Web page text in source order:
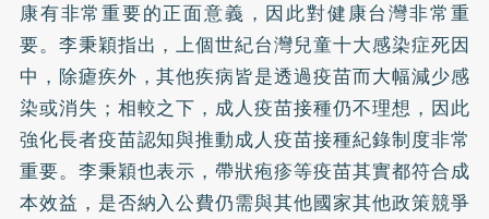
康有非常重要的正面意義，因此對健康台灣非常重
要。李秉穎指出，上個世紀台灣兒童十大感染症死因
中，除瘧疾外，其他疾病皆是透過疫苗而大幅減少感
染或消失；相較之下，成人疫苗接種仍不理想，因此
強化長者疫苗認知與推動成人疫苗接種紀錄制度非常
重要。李秉穎也表示，帶狀疱疹等疫苗其實都符合成
本效益，是否納入公費仍需與其他國家其他政策競爭